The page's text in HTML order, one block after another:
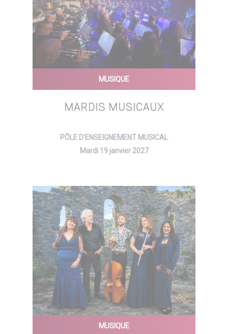
MUSIQUE
MARDIS MUSICAUX
PÔLE D'ENSEIGNEMENT MUSICAL
Mardi 19 janvier 2027
MUSIQUE